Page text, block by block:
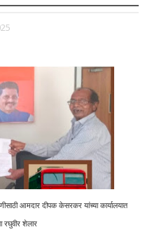
आमदार दीपक केसरकर यांच्या कार्यालयात
रघुवीर शेलार